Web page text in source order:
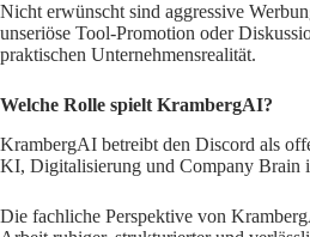
Nicht erwünscht sind aggressive
unseriöse Tool-Promotion oder
praktischen Unternehmensrealität.
Welche Rolle spielt KrambergAI?
KrambergAI betreibt den Discord als
KI, Digitalisierung und Company Brain
Die fachliche Perspektive von